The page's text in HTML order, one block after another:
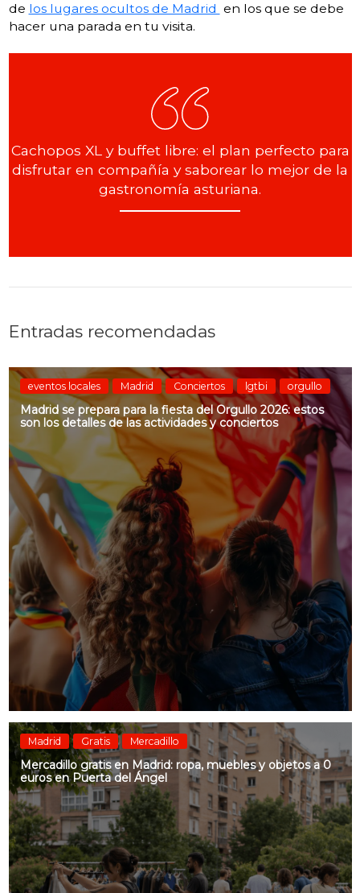
de los lugares ocultos de Madrid en los que se debe
hacer una parada en tu visita.
Cachopos XL y buffet libre: el plan perfecto para
disfrutar en compañía y saborear lo mejor de la
gastronomía asturiana.
Entradas recomendadas
eventos locales Madrid Conciertos lgtbi orgullo
Madrid se prepara para la fiesta del Orgullo 2026: estos
son los detalles de las actividades y conciertos
Madrid Gratis Mercadillo
Mercadillo gratis en Madrid: ropa, muebles y objetos a 0
euros en Puerta del Ángel